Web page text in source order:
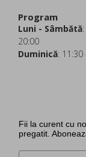
Program
Luni - Sâmbătă
20:00
Duminică: 11:30
Fii la curent cu
pregatit.